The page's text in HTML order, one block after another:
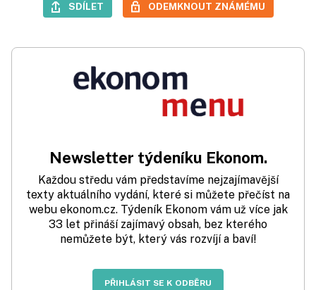
SDÍLET ODEMKNOUT ZNÁMÉMU
Newsletter týdeníku Ekonom.
Každou středu vám představíme nejzajímavější
texty aktuálního vydání, které si můžete přečíst na
webu ekonom.cz. Týdeník Ekonom vám už více jak
33 let přináší zajímavý obsah, bez kterého
nemůžete být, který vás rozvíjí a baví!
PŘIHLÁSIT SE K ODBĚRU